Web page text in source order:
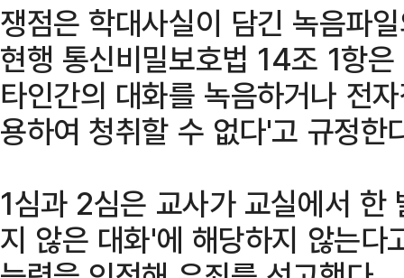
쟁점은 학대사실이 담긴 녹음파
현행 통신비밀보호법 14조 1항
타인간의 대화를 녹음하거나 전
용하여 청취할 수 없다'고 규정한
1심과 2심은 교사가 교실에서 한
지 않은 대화'에 해당하지 않는다